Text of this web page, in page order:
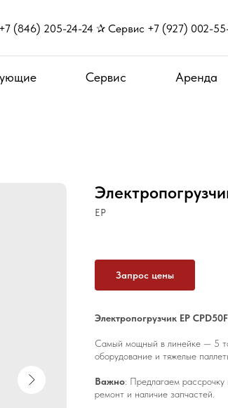
(846) 205-24-24 ✰ Сервис +7 (927) 002-
Сервис Аренда
EP
Запрос цены
Электропогрузчик EP
Самый мощный в линейке — 5
оборудование и тяжелые
Важно: Предлагаем
ремонт и наличие запчастей.